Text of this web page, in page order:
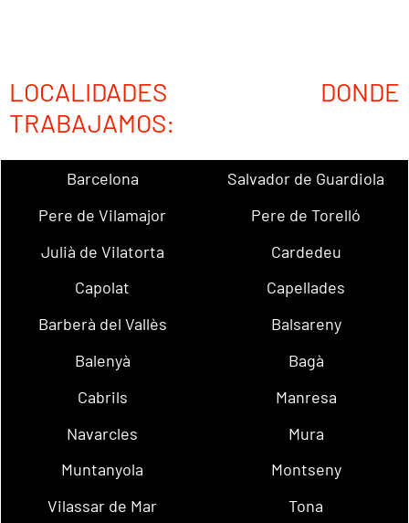
LOCALIDADES DONDE
TRABAJAMOS:
Barcelona
Salvador de Guardiola
Pere de Vilamajor
Pere de Torelló
Julià de Vilatorta
Cardedeu
Capolat
Capellades
Barberà del Vallès
Balsareny
Balenyà
Bagà
Cabrils
Manresa
Navarcles
Mura
Muntanyola
Montseny
Vilassar de Mar
Tona